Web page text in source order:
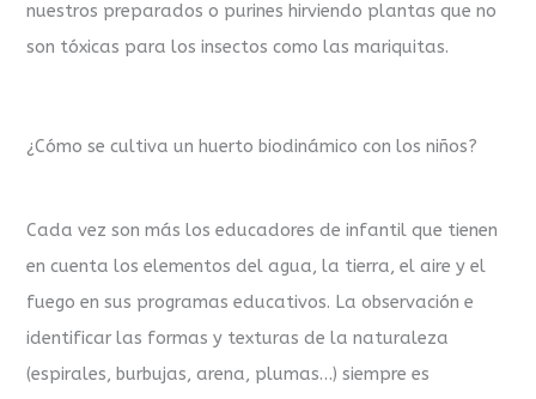
nuestros preparados o purines hirviendo plantas que no
son tóxicas para los insectos como las mariquitas.
¿Cómo se cultiva un huerto biodinámico con los niños?
Cada vez son más los educadores de infantil que tienen
en cuenta los elementos del agua, la tierra, el aire y el
fuego en sus programas educativos. La observación e
identificar las formas y texturas de la naturaleza
(espirales, burbujas, arena, plumas…) siempre es